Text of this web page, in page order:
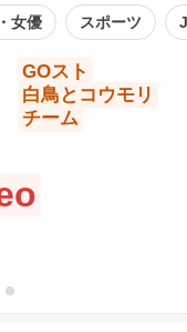
t.co/cMN53ioh54
女優 スポーツ
GOスト
白鳥とコウモリ
チーム